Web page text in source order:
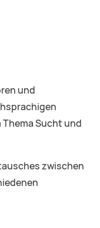
und
Sucht und
zwischen